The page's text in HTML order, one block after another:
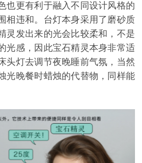
也更有利于融入不同设计风格的
相违和。台灯本身采用了磨砂质
灵发出来的光会比较柔和，不是
光感，因此宝石精灵本身非常适
头灯去调节夜晚睡前气氛，当然
光晚餐时蜡烛的代替物，同样能